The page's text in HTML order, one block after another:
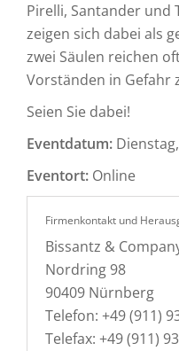
Pirelli, Santander und
zeigen sich dabei als
zwei Säulen reichen
Vorständen in Gefahr
Seien Sie dabei!
Eventdatum:
Eventort: Online
Firmenkontakt und
Bissantz &
Nordring 98
90409 Nürnberg
Telefon: +49 (911)
Telefax: +49 (911)